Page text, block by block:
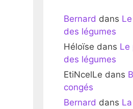
Bernard dans
des légumes
Héloïse dans Le
des légumes
EtiNcelLe dans
congés
Bernard dans La